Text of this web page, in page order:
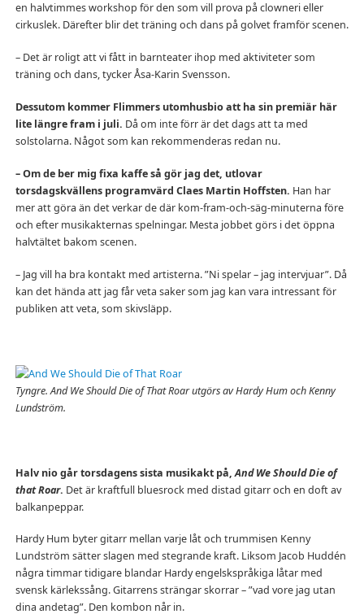
en halvtimmes workshop för den som vill prova på clowneri eller
cirkuslek. Därefter blir det träning och dans på golvet framför scenen.
– Det är roligt att vi fått in barnteater ihop med aktiviteter som
träning och dans, tycker Åsa-Karin Svensson.
Dessutom kommer Flimmers utomhusbio att ha sin premiär här
lite längre fram i juli. Då om inte förr är det dags att ta med
solstolarna. Något som kan rekommenderas redan nu.
– Om de ber mig fixa kaffe så gör jag det, utlovar
torsdagskvällens programvärd Claes Martin Hoffsten. Han har
mer att göra än det verkar de där kom-fram-och-säg-minuterna före
och efter musikakternas spelningar. Mesta jobbet görs i det öppna
halvtältet bakom scenen.
– Jag vill ha bra kontakt med artisterna. ”Ni spelar – jag intervjuar”. Då
kan det hända att jag får veta saker som jag kan vara intressant för
publiken att veta, som skivsläpp.
Tyngre. And We Should Die of That Roar utgörs av Hardy Hum och Kenny
Lundström.
Halv nio går torsdagens sista musikakt på,And We Should Die of
that Roar. Det är kraftfull bluesrock med distad gitarr och en doft av
balkanpeppar.
Hardy Hum byter gitarr mellan varje låt och trummisen Kenny
Lundström sätter slagen med stegrande kraft. Liksom Jacob Huddén
några timmar tidigare blandar Hardy engelskspråkiga låtar med
svensk kärlekssång. Gitarrens strängar skorrar – ”vad vore jag utan
dina andetag”. Den kombon når in.